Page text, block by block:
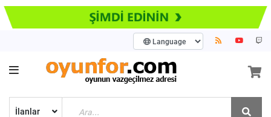
İlanlar